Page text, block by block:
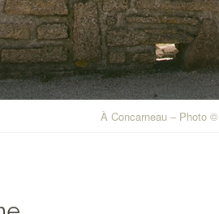
À Concarneau – Photo ©